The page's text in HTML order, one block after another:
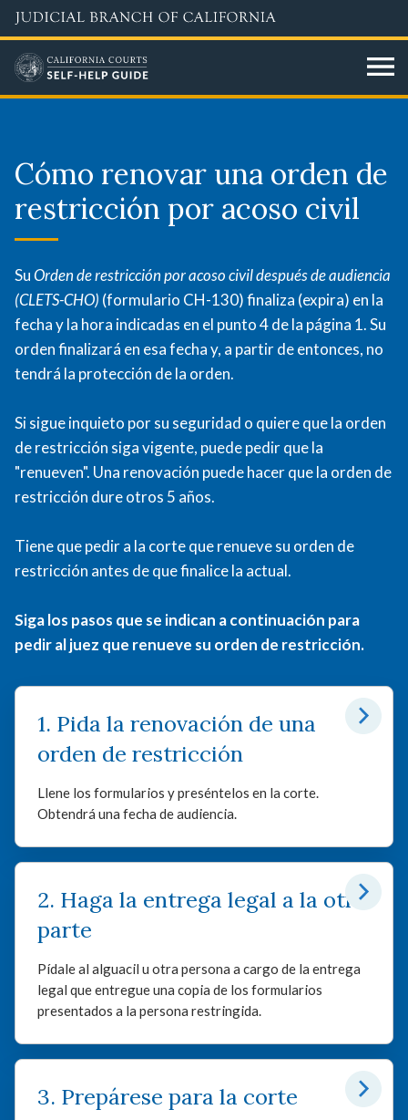
Skip
to
main
content
renovar
una
orden
de
restricción
por
acoso
civil
Cómo renovar una orden de
restricción por acoso civil
SuOrden de restricción por acoso civil después de audiencia
(CLETS-CHO) (formulario CH-130) finaliza (expira) en la
fecha y la hora indicadas en el punto 4 de la página 1. Su
orden finalizará en esa fecha y, a partir de entonces, no
tendrá la protección de la orden.
Si sigue inquieto por su seguridad o quiere que la orden
de restricción siga vigente, puede pedir que la
"renueven". Una renovación puede hacer que la orden de
restricción dure otros 5 años.
Tiene que pedir a la corte que renueve su orden de
restricción antes de que finalice la actual.
Siga los pasos que se indican a continuación para
pedir al juez que renueve su orden de restricción.
1. Pida la renovación de una
orden de restricción
Llene los formularios y preséntelos en la corte.
Obtendrá una fecha de audiencia.
2. Haga la entrega legal a la otra
parte
Pídale al alguacil u otra persona a cargo de la entrega
legal que entregue una copia de los formularios
presentados a la persona restringida.
3. Prepárese para la corte